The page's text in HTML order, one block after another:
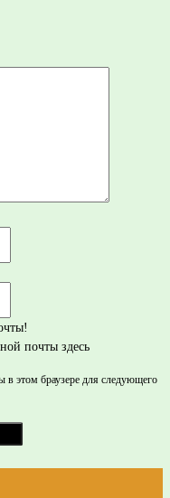
почты здесь
в этом браузере для следующего